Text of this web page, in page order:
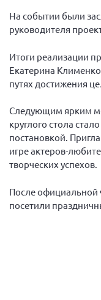
Конференция
Конференция
Конференция
Документы
Первый съезд
Второй съезд
Четвертый
На событии были
руководителя
Итоги реализации
Екатерина
путях достижения
Следующим ярким
круглого стола
постановкой.
игре актеров-
творческих успехов.
После официальной
посетили